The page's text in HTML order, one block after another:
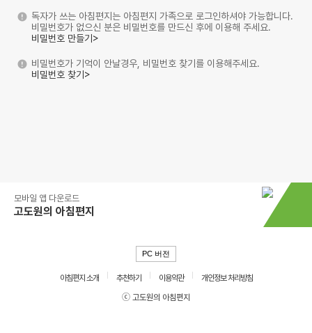
독자가 쓰는 아침편지는 아침편지 가족으로 로그인하셔야 가능합니다.
비밀번호가 없으신 분은 비밀번호를 만드신 후에 이용해 주세요.
비밀번호 만들기>
비밀번호가 기억이 안날경우, 비밀번호 찾기를 이용해주세요.
비밀번호 찾기>
모바일 앱 다운로드
고도원의 아침편지
PC 버전
아침편지 소개 추천하기 이용약관
개인정보 처리방침
ⓒ 고도원의 아침편지